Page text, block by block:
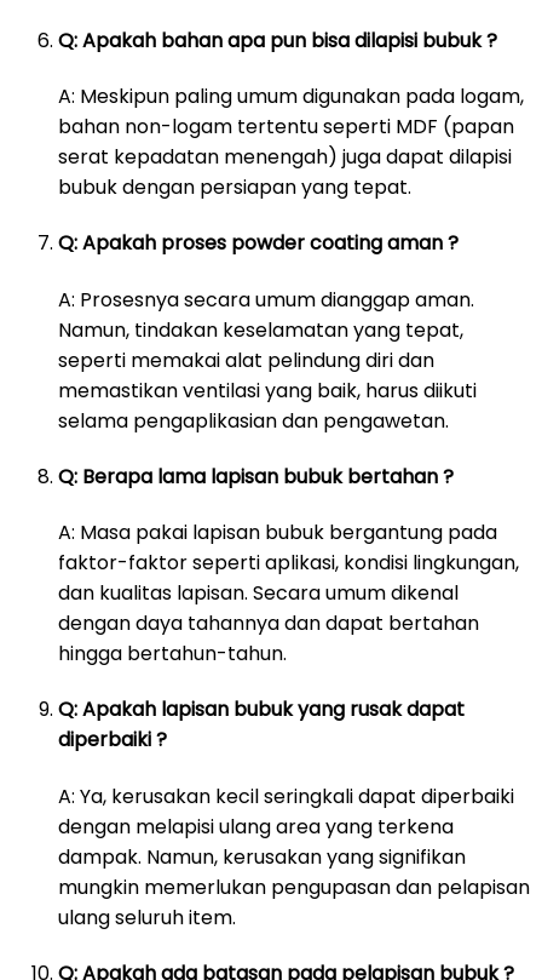
Q: Apakah bahan apa pun bisa dilapisi bubuk ?
A: Meskipun paling umum digunakan pada logam,
bahan non-logam tertentu seperti MDF (papan
serat kepadatan menengah) juga dapat dilapisi
bubuk dengan persiapan yang tepat.
Q: Apakah proses powder coating aman ?
A: Prosesnya secara umum dianggap aman.
Namun, tindakan keselamatan yang tepat,
seperti memakai alat pelindung diri dan
memastikan ventilasi yang baik, harus diikuti
selama pengaplikasian dan pengawetan.
Q: Berapa lama lapisan bubuk bertahan ?
A: Masa pakai lapisan bubuk bergantung pada
faktor-faktor seperti aplikasi, kondisi lingkungan,
dan kualitas lapisan. Secara umum dikenal
dengan daya tahannya dan dapat bertahan
hingga bertahun-tahun.
Q: Apakah lapisan bubuk yang rusak dapat
diperbaiki ?
A: Ya, kerusakan kecil seringkali dapat diperbaiki
dengan melapisi ulang area yang terkena
dampak. Namun, kerusakan yang signifikan
mungkin memerlukan pengupasan dan pelapisan
ulang seluruh item.
Q: Apakah ada batasan pada pelapisan bubuk ?